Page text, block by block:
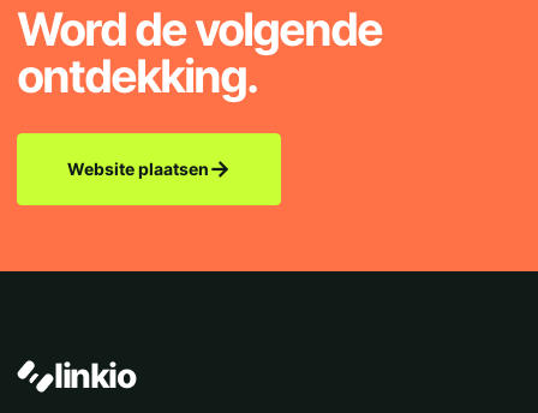
Word de volgende
ontdekking.
Website plaatsen→
linkio